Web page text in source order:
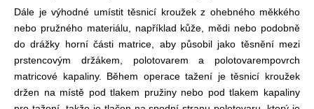
Dále je výhodné umístit těsnicí kroužek z ohebného měkkého
nebo pružného materiálu, například kůže, mědi nebo podobně
do drážky horní části matrice, aby působil jako těsnění mezi
prstencovým držákem, polotovarem a polotovarempovrch
matricové kapaliny. Během operace tažení je těsnicí kroužek
držen na místě pod tlakem pružiny nebo pod tlakem kapaliny